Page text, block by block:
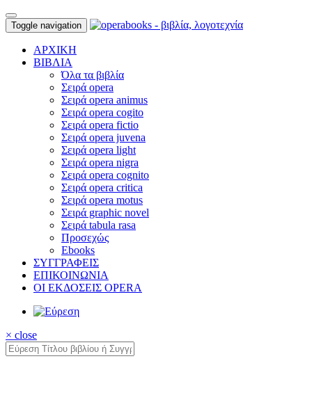
Toggle navigation
ΑΡΧΙΚΗ
ΒΙΒΛΙΑ
Όλα τα βιβλία
Σειρά opera
Σειρά opera animus
Σειρά opera cogito
Σειρά opera fictio
Σειρά opera juvena
Σειρά opera light
Σειρά opera nigra
Σειρά opera cognito
Σειρά opera critica
Σειρά opera motus
Σειρά graphic novel
Σειρά tabula rasa
Προσεχώς
Ebooks
ΣΥΓΓΡΑΦΕΙΣ
ΕΠΙΚΟΙΝΩΝΙΑ
ΟΙ ΕΚΔΟΣΕΙΣ OPERA
× close